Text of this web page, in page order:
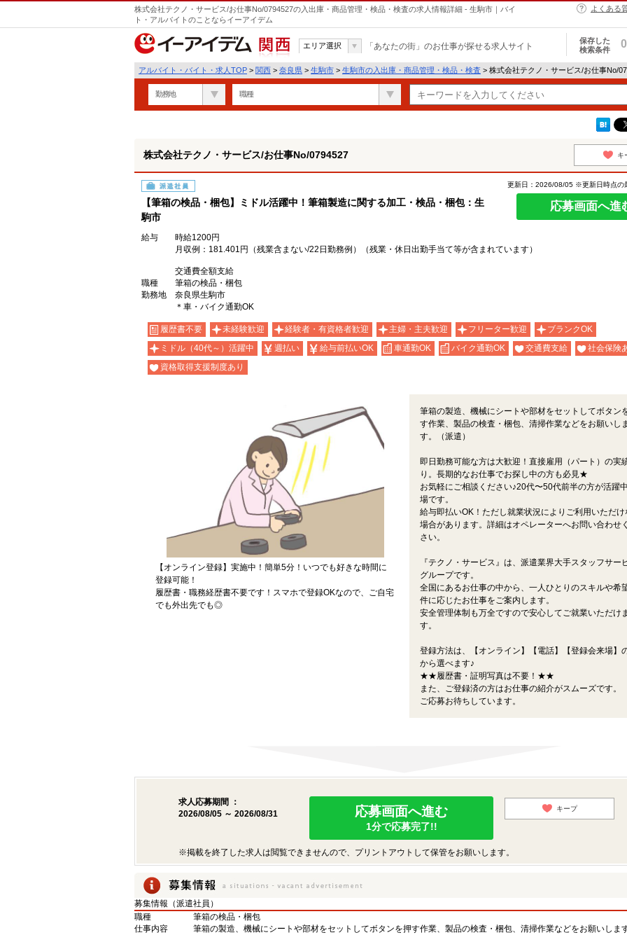
株式会社テクノ・サービス/お仕事No/0794527の入出庫・商品管理・検品・検査の求人情報詳細 - 生駒市｜バイ
ト・アルバイトのことならイーアイデム
よくある
関西
エリア選択 「あなたの街」のお仕事が探せる求人サイト
保存した
検索条件
0
アルバイト・バイト・求人TOP > 関西 > 奈良県 > 生駒市 > 生駒市の入出庫・商品管理・検品・検査 > 株式会社テクノ・サービス/お仕事No/
勤務地 職種
株式会社テクノ・サービス/お仕事No/0794527 キ
派遣社員
【筆箱の検品・梱包】ミドル活躍中！筆箱製造に関する加工・検品・梱包：生
駒市
更新日：2026/08/05 ※更新日時点の
応募画面へ進
給与
時給1200円
月収例：181.401円（残業含まない/22日勤務例）（残業・休日出勤手当て等が含まれています）
交通費全額支給
職種
筆箱の検品・梱包
勤務地
奈良県生駒市
＊車・バイク通勤OK
履歴書不要 未経験歓迎 経験者・有資格者歓迎 主婦・主夫歓迎 フリーター歓迎
ブランクOK
ミドル（40代～）活躍中
週払い 給与前払いOK 車通勤OK バイク通勤OK 交通費支給
社会保険
資格取得支援制度あり
【オンライン登録】実施中！簡単5分！いつでも好きな時間に
登録可能！
履歴書・職務経歴書不要です！スマホで登録OKなので、ご自宅
でも外出先でも◎
筆箱の製造、機械にシートや部材をセットしてボタン
す作業、製品の検査・梱包、清掃作業などをお願いしま
す。（派遣）
即日勤務可能な方は大歓迎！直接雇用（パート）の実
り。長期的なお仕事でお探し中の方も必見★
お気軽にご相談ください♪20代〜50代前半の方が活躍
場です。
給与即払いOK！ただし就業状況によりご利用いただけ
場合があります。詳細はオペレーターへお問い合わせ
さい。
『テクノ・サービス』は、派遣業界大手スタッフサー
グループです。
全国にあるお仕事の中から、一人ひとりのスキルや希
件に応じたお仕事をご案内します。
安全管理体制も万全ですので安心してご就業いただけま
す。
登録方法は、【オンライン】【電話】【登録会来場】
から選べます♪
★★履歴書・証明写真は不要！★★
また、ご登録済の方はお仕事の紹介がスムーズです。
ご応募お待ちしています。
求人応募期間 ：
2026/08/05 ～ 2026/08/31
応募画面へ進む
1分で応募完了!!
キープ
※掲載を終了した求人は閲覧できませんので、プリントアウトして保管をお願いします。
募集情報（派遣社員）
職種
筆箱の検品・梱包
仕事内容
筆箱の製造、機械にシートや部材をセットしてボタンを押す作業、製品の検査・梱包、清掃作業などをお願いしま